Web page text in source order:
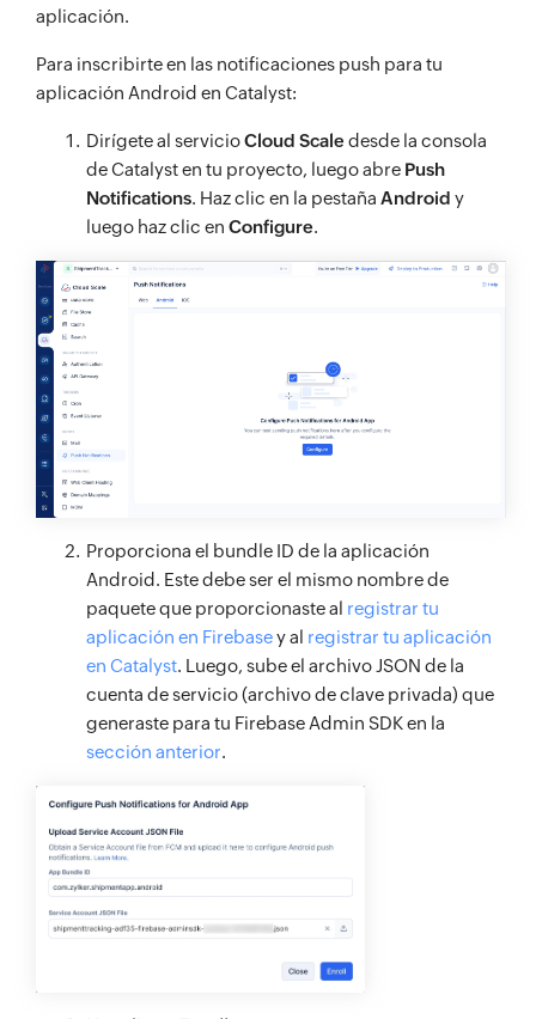
aplicación.
Para inscribirte en las notificaciones push para tu
aplicación Android en Catalyst:
Dirígete al servicioCloud Scale desde la consola
de Catalyst en tu proyecto, luego abre Push
Notifications. Haz clic en la pestaña Android y
luego haz clic en Configure.
Proporciona el bundle ID de la aplicación
Android. Este debe ser el mismo nombre de
paquete que proporcionaste al registrar tu
aplicación en Firebasey al registrar tu aplicación
en Catalyst. Luego, sube el archivo JSON de la
cuenta de servicio (archivo de clave privada) que
generaste para tu Firebase Admin SDK en la
sección anterior.